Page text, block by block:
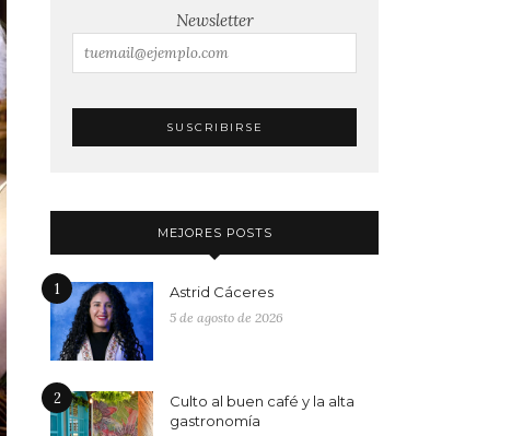
Newsletter
MEJORES POSTS
1 Astrid Cáceres
5 de agosto de 2026
2
Culto al buen café y la alta
gastronomía